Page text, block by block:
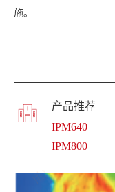
施。
产品推荐
IPM640
IPM800